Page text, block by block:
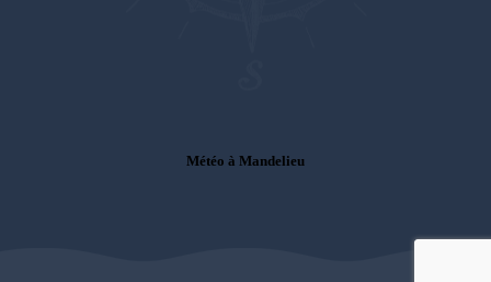
Météo à Mandelieu